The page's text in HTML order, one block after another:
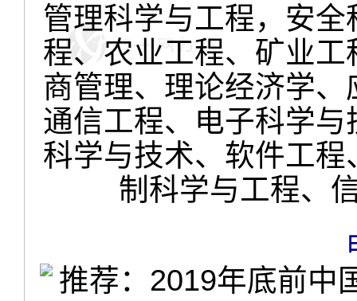
管理科学与工程，安
程、农业工程、矿业
商管理、理论经济学
通信工程、电子科学
科学与技术、软件工
制科学与工程、